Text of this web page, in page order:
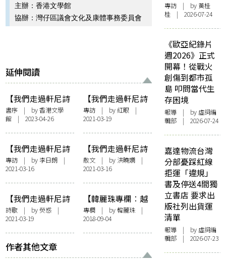
主辦：香港文學館
協辦：灣仔區議會文化及康體事務委員會
延伸閱讀
【我們走過軒尼詩
道街頭】編者序
書序 | by 香港文學
館 | 2023-04-26
【我們走過軒尼詩
道街頭】從哈佛回
到軒尼詩道、回到
最初 —— 訪吳芷盈
專訪| by紅眼|
2021-03-19
【我們走過軒尼詩
道街頭】在十字路
口給一杯涼水——
訪循道衛理聯合教
會香港堂同工阿傑
專訪 | by 李日朗 |
2021-03-16
【我們走過軒尼詩
道街頭】清刷過的
一切只能反覆髹上
散文| by 洪曉嫻|
2021-03-16
【我們走過軒尼詩
道街頭】軒尼詩道
詩歌 | by 熒惑 |
2021-03-19
【韓麗珠專欄︰越
界的誡】戒肉
專欄| by韓麗珠|
2018-09-04
作者其他文章
專訪 | by 黃桂
桂 | 2026-07-24
《歐亞紀錄片
週2026》正式
開幕！從戰火
創傷到都市孤
島 叩問當代生
存困境
報導 | by 虛詞編
輯部 | 2026-07-24
嘉達物流台灣
分部憂踩紅線
拒運「違規」
書及停送4間獨
立書店 要求出
版社列出貨運
清單
報導 | by 虛詞編
輯部 | 2026-07-23